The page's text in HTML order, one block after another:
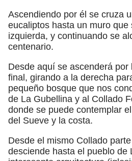
Ascendiendo por él se cruza
eucaliptos hasta un muro que
izquierda, y continuando se
centenario.
Desde aquí se ascenderá por
final, girando a la derecha
pequeño bosque que nos
de La Gubellina y al Collado
donde se puede contemplar
del Sueve y la costa.
Desde el mismo Collado
desciende hasta el pueblo de